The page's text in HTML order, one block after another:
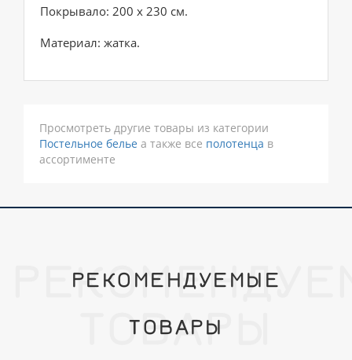
Покрывало: 200 х 230 см.
Материал: жатка.
Просмотреть другие товары из категории
Постельное белье а также все полотенца в
ассортименте
РЕКОМЕНДУЕМЫЕ
ТОВАРЫ
ТОВАРЫ